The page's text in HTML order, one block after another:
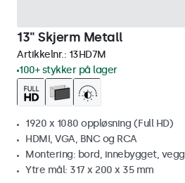
13" Skjerm Metall
Artikkelnr.: 13HD7M
100+ stykker på lager
1920 x 1080 oppløsning (Full HD)
HDMI, VGA, BNC og RCA
Montering: bord, innebygget, vegg
Ytre mål: 317 x 200 x 35 mm